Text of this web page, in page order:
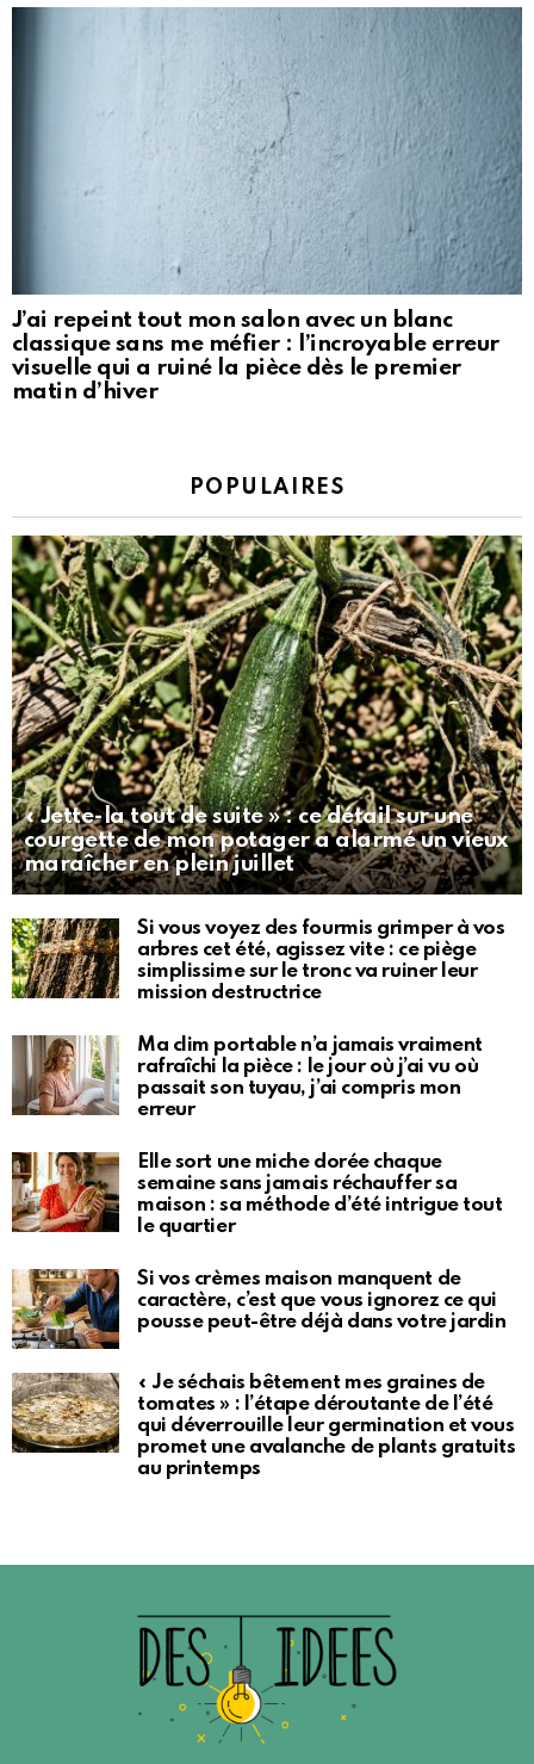
J’ai repeint tout mon salon avec un blanc
classique sans me méfier : l’incroyable erreur
visuelle qui a ruiné la pièce dès le premier
matin d’hiver
POPULAIRES
« Jette-la tout de suite » : ce détail sur une
courgette de mon potager a alarmé un vieux
maraîcher en plein juillet
Si vous voyez des fourmis grimper à vos
arbres cet été, agissez vite : ce piège
simplissime sur le tronc va ruiner leur
mission destructrice
Ma clim portable n’a jamais vraiment
rafraîchi la pièce : le jour où j’ai vu où
passait son tuyau, j’ai compris mon
erreur
Elle sort une miche dorée chaque
semaine sans jamais réchauffer sa
maison : sa méthode d’été intrigue tout
le quartier
Si vos crèmes maison manquent de
caractère, c’est que vous ignorez ce qui
pousse peut-être déjà dans votre jardin
« Je séchais bêtement mes graines de
tomates » : l’étape déroutante de l’été
qui déverrouille leur germination et vous
promet une avalanche de plants gratuits
au printemps